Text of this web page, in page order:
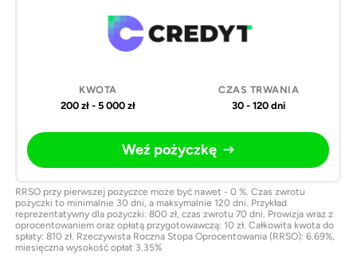
200 zł - 5 000 zł 30 - 120 dni
Weź pożyczkę
RRSO przy pierwszej pożyczce może być nawet - 0 %. Czas zwrotu
pożyczki to minimalnie 30 dni, a maksymalnie 120 dni. Przykład
reprezentatywny dla pożyczki: 800 zł, czas zwrotu 70 dni. Prowizja wraz z
oprocentowaniem oraz opłatą przygotowawczą: 10 zł. Całkowita kwota do
spłaty: 810 zł. Rzeczywista Roczna Stopa Oprocentowania (RRSO): 6.69%,
miesięczna wysokość opłat 3.35%